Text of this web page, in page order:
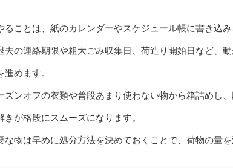
ることは、紙のカレンダーやスケジュール帳に書き込
去の連絡期限や粗大ごみ収集日、荷造り開始日など、
めます。
ズンオフの衣類や普段あまり使わない物から箱詰めし
きが格段にスムーズになります。
な物は早めに処分方法を決めておくことで、荷物の量